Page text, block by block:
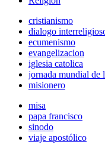
cristianismo
dialogo
ecumenismo
evangelizacion
iglesia catolica
jornada mundial de
misionero
misa
papa francisco
sinodo
viaje apostólico